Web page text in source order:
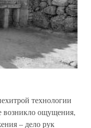
технологии
возникло ощущения,
– дело рук